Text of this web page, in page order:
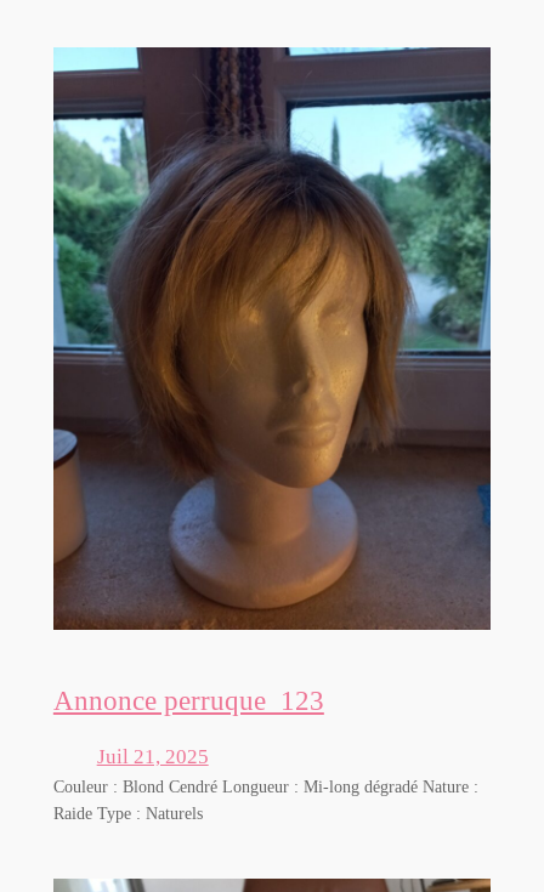
Annonce perruque_123
Juil 21, 2025
Couleur : Blond Cendré Longueur : Mi-long dégradé Nature :
Raide Type : Naturels